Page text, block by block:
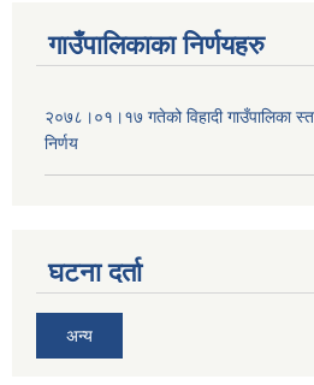
गाउँपालिकाका निर्णयहरु
२०७८।०१।१७ गतेको विहादी गाउँपालिका
निर्णय
घटना दर्ता
अन्य